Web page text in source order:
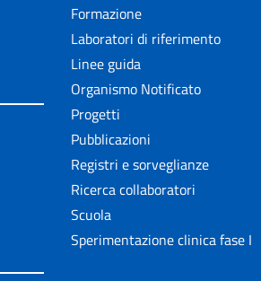
Formazione
Laboratori di riferimento
Linee guida
Organismo Notificato
Progetti
Pubblicazioni
Registri e sorveglianze
Ricerca collaboratori
Scuola
Sperimentazione clinica fase I